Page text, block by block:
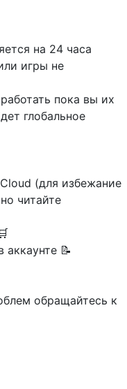
на 24 часа
игры не
пока вы их
глобальное
(для избежание
читайте
📝
обращайтесь к